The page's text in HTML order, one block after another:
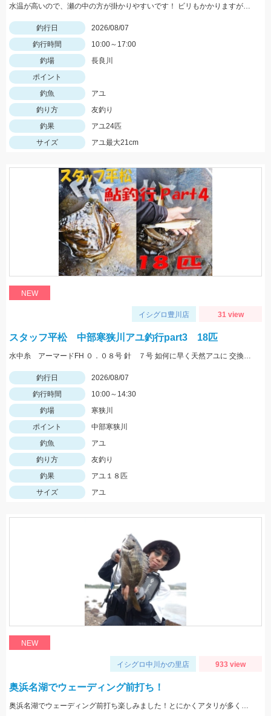
水温が高いので、瀬の中の方が掛かりやすいです！ ビリもかかりますが、オトリになるサイズが大半なので、オトリを循環して数を伸ばしましょう！
釣行日
2026/08/07
釣行時間
10:00～17:00
釣場
長良川
ポイント
釣魚
アユ
釣り方
友釣り
釣果
アユ24匹
サイズ
アユ最大21cm
NEW
イシグロ豊川店 31 view
スタッフ平松 中部寒狭川アユ釣行part3 18匹
水中糸 アーマードFH ０．０８号 針 ７号 如何に早く天然アユに 交換できるかが大事！
釣行日
2026/08/07
釣行時間
10:00～14:30
釣場
寒狭川
ポイント
中部寒狭川
釣魚
アユ
釣り方
友釣り
釣果
アユ１８匹
サイズ
アユ
NEW
イシグロ中川かの里店 933 view
奥浜名湖でウェーディング前打ち！
奥浜名湖でウェーディング前打ち楽しみました！とにかくアタリが多くて面白い！クロダイの力強い引きを楽しめます！